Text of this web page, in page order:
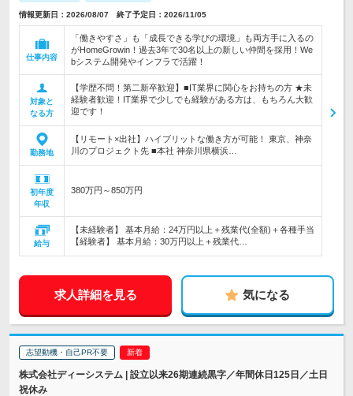
情報更新日：2026/08/07 終了予定日：2026/11/05
仕事内容
「働きやすさ」も「成長できる学びの環境」も両方手に入るの
がHomeGrowin！過去3年で30名以上の新しい仲間を採用！We
bシステム開発やインフラで活躍！
対象と
なる方
【学歴不問！第二新卒歓迎】■IT業界に関心をお持ちの方 ★未
経験者歓迎！IT業界で少しでも経験がある方は、もちろん大歓
迎です！
勤務地
【リモート×出社】ハイブリットな働き方が可能！ 東京、神奈
川のプロジェクト先 ■本社 神奈川県横浜…
初年度
年収
380万円～850万円
給与
【未経験者】 基本月給：24万円以上＋残業代(全額)＋各種手当
【経験者】 基本月給：30万円以上＋残業代…
求人詳細を見る 気になる
志望動機・自己PR不要
株式会社ディーシステム | 設立以来26期連続黒字／年間休日125日／土日
祝休み